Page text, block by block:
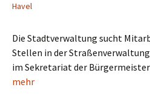
Havel
Die Stadtverwaltung sucht
Stellen in der
im Sekretariat der
mehr